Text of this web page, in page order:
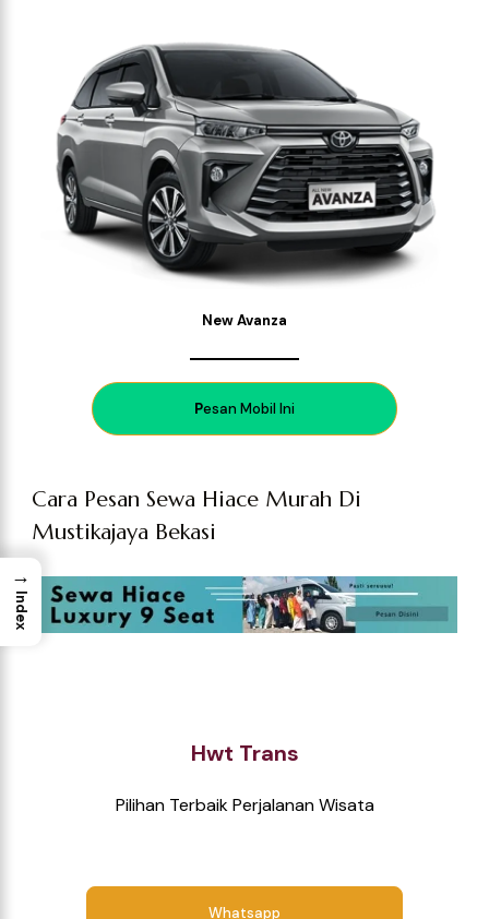
New Avanza
Pesan Mobil Ini
Cara Pesan Sewa Hiace Murah Di
Mustikajaya Bekasi
Hwt Trans
Pilihan Terbaik Perjalanan Wisata
Whatsapp
→
Index